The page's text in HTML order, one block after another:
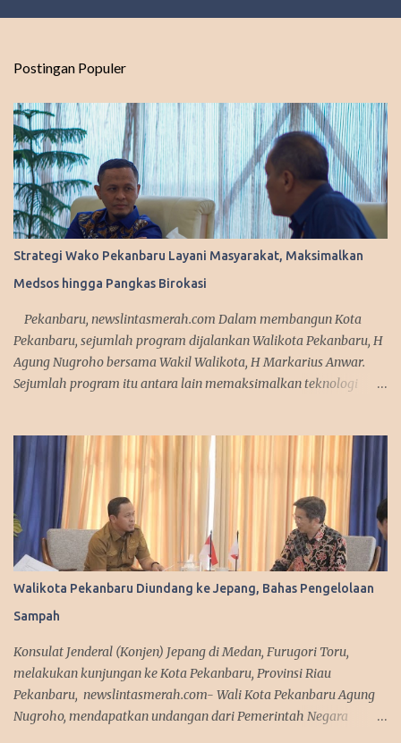
r
Postingan Populer
Strategi Wako Pekanbaru Layani Masyarakat, Maksimalkan
Medsos hingga Pangkas Birokasi
Pekanbaru, newslintasmerah.com Dalam membangun Kota
Pekanbaru, sejumlah program dijalankan Walikota Pekanbaru, H
Agung Nugroho bersama Wakil Walikota, H Markarius Anwar.
Sejumlah program itu antara lain memaksimalkan teknologi
kampanye. "Kita sedang mempersiapkan aplikasi yang bisa
diakses masyarakat. Jadi segala urusan cukup diakses
menggunakan smartphone saja, missal penerbitan KTP dan
adiministrasi kependudukan lainnya," urai Agung. Srategi dalam
memanfaatkan media sosial diakui Agung Nugroho sangat
membantu dalam menyampaikan informasi dan kebijakan
kepada publik semenjak ia menjabat sebagai Wakil Ketua DPRD
Provinsi Riau. Ini disampaikan Walikota Pekanbaru, Agung
Nugroho saat melakukan silaturahmi dengan managemen Tribun
(13/3/2025). Dalam agenda silaturahmi, Agung Nugroho tampak
sederhana mengenakan sete...
Walikota Pekanbaru Diundang ke Jepang, Bahas Pengelolaan
Sampah
Konsulat Jenderal (Konjen) Jepang di Medan, Furugori Toru,
melakukan kunjungan ke Kota Pekanbaru, Provinsi Riau
Pekanbaru, newslintasmerah.com- Wali Kota Pekanbaru Agung
Nugroho, mendapatkan undangan dari Pemerintah Negara